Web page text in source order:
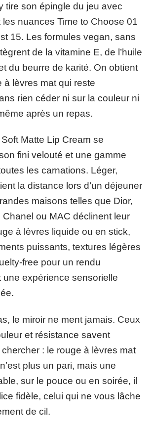
tire son épingle du jeu avec
les nuances Time to Choose 01
15. Les formules vegan, sans
de la vitamine E, de l’huile
du beurre de karité. On obtient
à lèvres mat qui reste
rien céder ni sur la couleur ni
après un repas.
Matte Lip Cream se
fini velouté et une gamme
les carnations. Léger,
la distance lors d’un déjeuner
maisons telles que Dior,
Chanel ou MAC déclinent leur
à lèvres liquide ou en stick,
puissants, textures légères
free pour un rendu
une expérience sensorielle
le miroir ne ment jamais. Ceux
et résistance savent
: le rouge à lèvres mat
plus un pari, mais une
sur le pouce ou en soirée, il
fidèle, celui qui ne vous lâche
de cil.